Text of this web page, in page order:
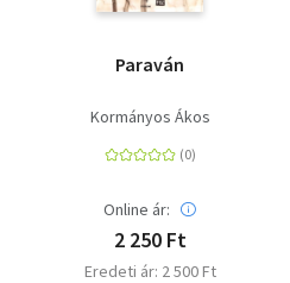
Paraván
Kormányos Ákos
Online ár:
2 250 Ft
Eredeti ár: 2 500 Ft